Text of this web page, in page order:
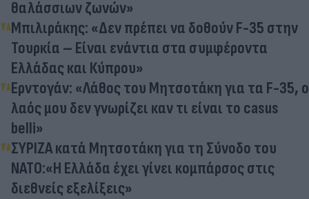
θαλάσσιων ζωνών»
Μπιλιράκης: «Δεν πρέπει να δοθούν F-35 στην
Τουρκία – Είναι ενάντια στα συμφέροντα
Ελλάδας και Κύπρου»
Ερντογάν: «Λάθος του Μητσοτάκη για τα F-35, o
λαός μου δεν γνωρίζει καν τι είναι το casus
belli»
ΣΥΡΙΖΑ κατά Μητσοτάκη για τη Σύνοδο του
ΝΑΤΟ:«Η Ελλάδα έχει γίνει κομπάρσος στις
διεθνείς εξελίξεις»